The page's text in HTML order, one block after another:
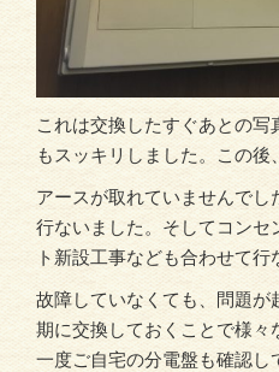
これは交換したすぐあとの写
もスッキリしました。この後、
アースが取れていませんで
行ないました。そしてコンセ
ト新設工事なども合わせて行
故障していなくても、問題が
期に交換しておくことで様々
一度ご自宅の分電盤も確認し